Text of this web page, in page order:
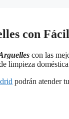
con
con las
limpieza
podrán atender